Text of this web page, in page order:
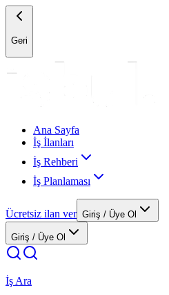
Geri
Ana Sayfa
İş İlanları
İş Rehberi
İş Planlaması
Ücretsiz ilan ver Giriş / Üye Ol
Giriş / Üye Ol
İş Ara